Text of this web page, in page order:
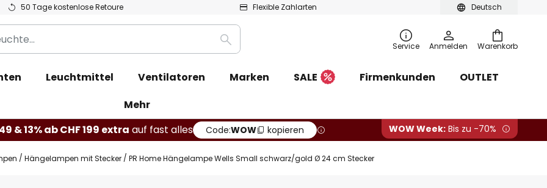
Deutsch
50 Tage kostenlose Retoure Flexible Zahlarten
Warenkorb
Suche Service Anmelden
Leuchtmittel Ventilatoren Marken SALE Firmenkunden
OUTLET
Mehr
& 13% ab CHF 199 extra auf fast alles Code:WOW kopieren WOW Week: Bis zu -70%
Hängelampen mit Stecker PR Home Hängelampe Wells Small schwarz/gold Ø 24 cm Stecker